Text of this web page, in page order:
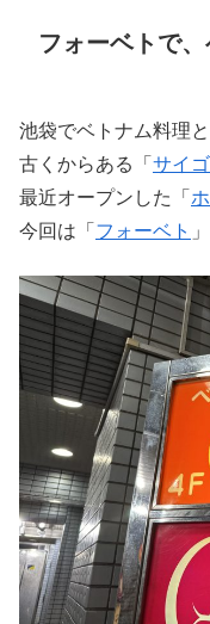
フォーベトで
池袋でベトナム料理と
古くからある「 サイ
最近オープンした「
今回は「 フォーベト